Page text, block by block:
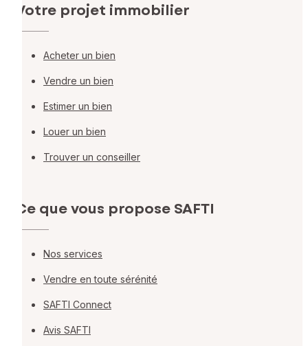
Votre projet immobilier
Acheter un bien
Vendre un bien
Estimer un bien
Louer un bien
Trouver un conseiller
Ce que vous propose SAFTI
Nos services
Vendre en toute sérénité
SAFTI Connect
Avis SAFTI